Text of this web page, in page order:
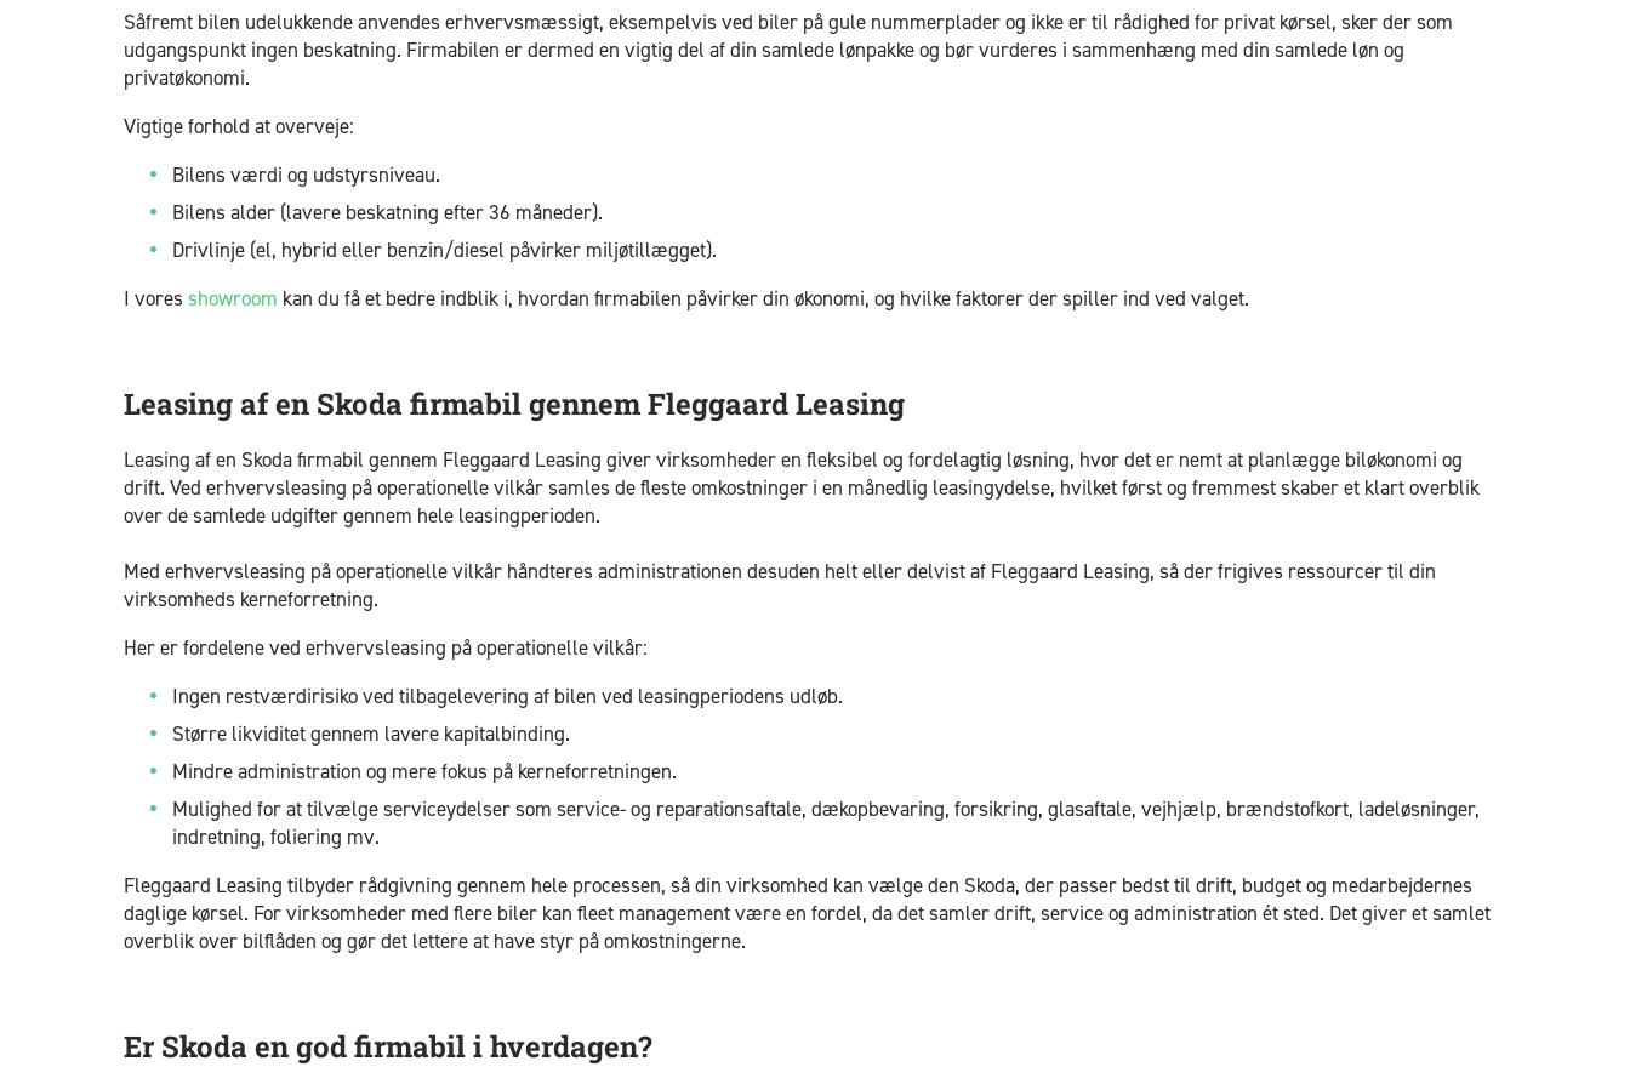
Såfremt bilen udelukkende anvendes erhvervsmæssigt, eksempelvis ved biler på gule nummerplader og ikke er til rådighed for privat kørsel, sker der som
udgangspunkt ingen beskatning. Firmabilen er dermed en vigtig del af din samlede lønpakke og bør vurderes i sammenhæng med din samlede løn og
privatøkonomi.
Vigtige forhold at overveje:
Bilens værdi og udstyrsniveau.
Bilens alder (lavere beskatning efter 36 måneder).
Drivlinje (el, hybrid eller benzin/diesel påvirker miljøtillægget).
I vores showroom kan du få et bedre indblik i, hvordan firmabilen påvirker din økonomi, og hvilke faktorer der spiller ind ved valget.
Leasing af en Skoda firmabil gennem Fleggaard Leasing
Leasing af en Skoda firmabil gennem Fleggaard Leasing giver virksomheder en fleksibel og fordelagtig løsning, hvor det er nemt at planlægge biløkonomi og
drift. Ved erhvervsleasing på operationelle vilkår samles de fleste omkostninger i en månedlig leasingydelse, hvilket først og fremmest skaber et klart overblik
over de samlede udgifter gennem hele leasingperioden.
Med erhvervsleasing på operationelle vilkår håndteres administrationen desuden helt eller delvist af Fleggaard Leasing, så der frigives ressourcer til din
virksomheds kerneforretning.
Her er fordelene ved erhvervsleasing på operationelle vilkår:
Ingen restværdirisiko ved tilbagelevering af bilen ved leasingperiodens udløb.
Større likviditet gennem lavere kapitalbinding.
Mindre administration og mere fokus på kerneforretningen.
Mulighed for at tilvælge serviceydelser som service- og reparationsaftale, dækopbevaring, forsikring, glasaftale, vejhjælp, brændstofkort, ladeløsninger,
indretning, foliering mv.
Fleggaard Leasing tilbyder rådgivning gennem hele processen, så din virksomhed kan vælge den Skoda, der passer bedst til drift, budget og medarbejdernes
daglige kørsel. For virksomheder med flere biler kan fleet management være en fordel, da det samler drift, service og administration ét sted. Det giver et samlet
overblik over bilflåden og gør det lettere at have styr på omkostningerne.
Er Skoda en god firmabil i hverdagen?